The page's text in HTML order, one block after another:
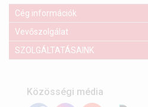
Cég információk
Vevőszolgálat
SZOLGÁLTATÁSAINK
Közösségi média